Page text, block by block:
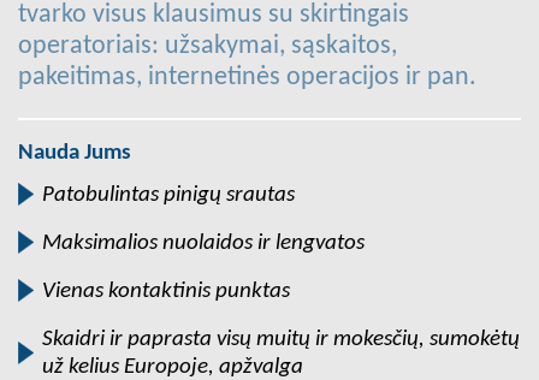
tvarko visus klausimus su skirtingais
operatoriais: užsakymai, sąskaitos,
pakeitimas, internetinės operacijos ir pan.
Nauda Jums
Patobulintas pinigų srautas
Maksimalios nuolaidos ir lengvatos
Vienas kontaktinis punktas
Skaidri ir paprasta visų muitų ir mokesčių, sumokėtų
už kelius Europoje, apžvalga